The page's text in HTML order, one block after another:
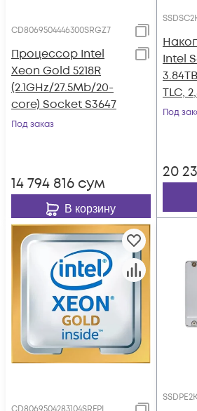
CD8069504446300SRGZ7
Процессор Intel
Xeon Gold 5218R
(2.1GHz/27.5Mb/20-
core) Socket S3647
Под заказ
14 794 816 сум
В корзину
Intel
TLC,
Под
20